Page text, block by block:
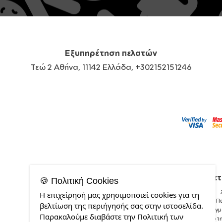
Εξυπηρέτηση πελατών
Τεώ 2 Αθήνα, 11142 Ελλάδα, +302152151246
🍪 Πολιτική Cookies
Η επιχείρησή μας χρησιμοποιεί cookies για τη
βελτίωση της περιήγησής σας στην ιστοσελίδα.
Παρακαλούμε διαβάστε την Πολιτική των